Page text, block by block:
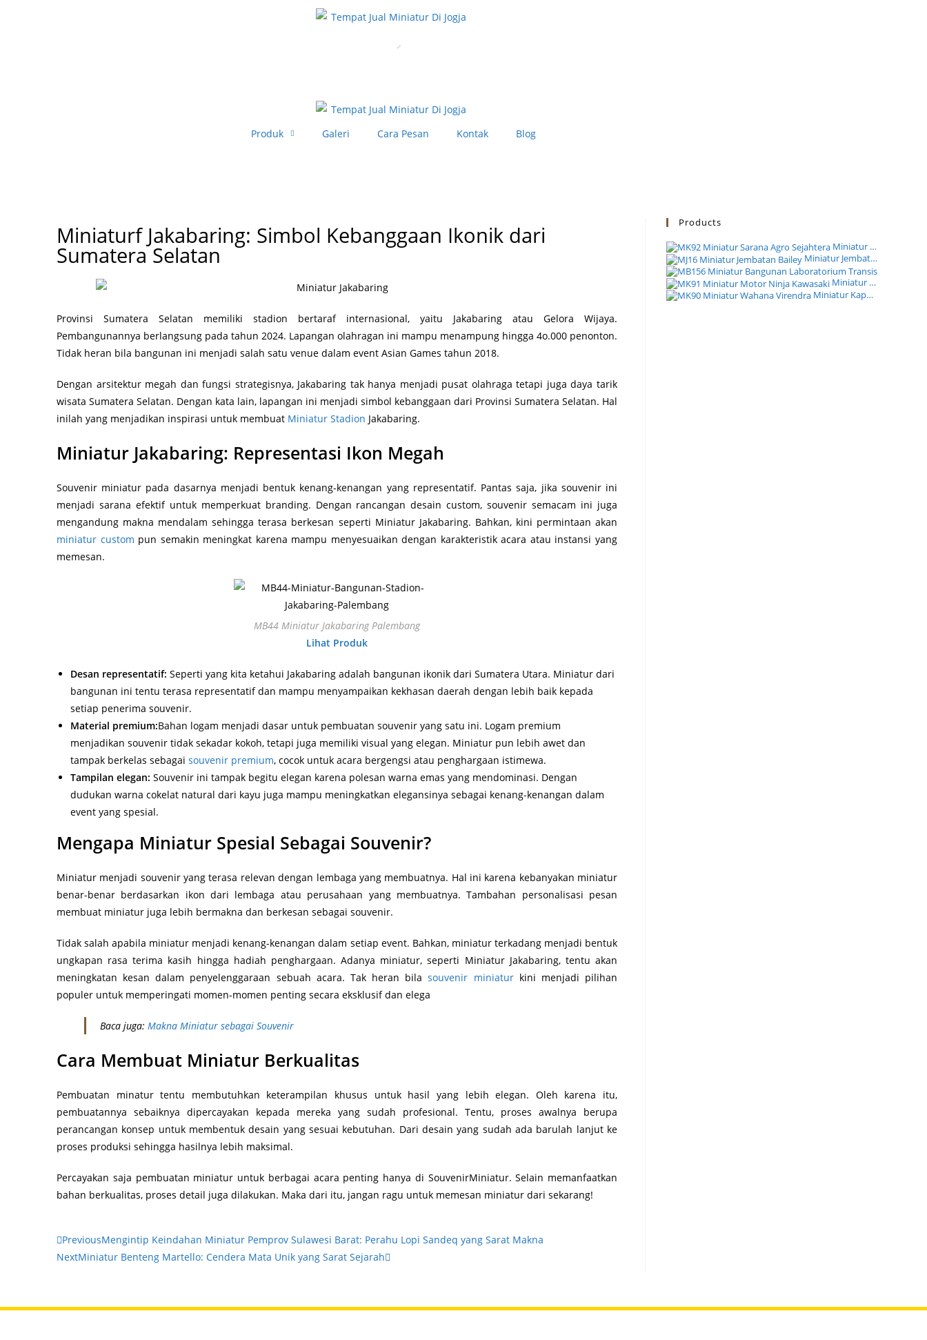
Produk Galeri Cara Pesan Kontak Blog
Miniaturf Jakabaring: Simbol Kebanggaan Ikonik dari
Sumatera Selatan
Provinsi Sumatera Selatan memiliki stadion bertaraf internasional, yaitu Jakabaring atau Gelora Wijaya.
Pembangunannya berlangsung pada tahun 2024. Lapangan olahragan ini mampu menampung hingga 4o.000 penonton.
Tidak heran bila bangunan ini menjadi salah satu venue dalam event Asian Games tahun 2018.
Dengan arsitektur megah dan fungsi strategisnya, Jakabaring tak hanya menjadi pusat olahraga tetapi juga daya tarik
wisata Sumatera Selatan. Dengan kata lain, lapangan ini menjadi simbol kebanggaan dari Provinsi Sumatera Selatan. Hal
inilah yang menjadikan inspirasi untuk membuat Miniatur Stadion Jakabaring.
Miniatur Jakabaring: Representasi Ikon Megah
Souvenir miniatur pada dasarnya menjadi bentuk kenang-kenangan yang representatif. Pantas saja, jika souvenir ini
menjadi sarana efektif untuk memperkuat branding. Dengan rancangan desain custom, souvenir semacam ini juga
mengandung makna mendalam sehingga terasa berkesan seperti Miniatur Jakabaring. Bahkan, kini permintaan akan
miniatur custom pun semakin meningkat karena mampu menyesuaikan dengan karakteristik acara atau instansi yang
memesan.
MB44 Miniatur Jakabaring Palembang
Lihat Produk
Desan representatif: Seperti yang kita ketahui Jakabaring adalah bangunan ikonik dari Sumatera Utara. Miniatur dari
bangunan ini tentu terasa representatif dan mampu menyampaikan kekhasan daerah dengan lebih baik kepada
setiap penerima souvenir.
Material premium:Bahan logam menjadi dasar untuk pembuatan souvenir yang satu ini. Logam premium
menjadikan souvenir tidak sekadar kokoh, tetapi juga memiliki visual yang elegan. Miniatur pun lebih awet dan
tampak berkelas sebagai souvenir premium, cocok untuk acara bergengsi atau penghargaan istimewa.
Tampilan elegan: Souvenir ini tampak begitu elegan karena polesan warna emas yang mendominasi. Dengan
dudukan warna cokelat natural dari kayu juga mampu meningkatkan elegansinya sebagai kenang-kenangan dalam
event yang spesial.
Mengapa Miniatur Spesial Sebagai Souvenir?
Miniatur menjadi souvenir yang terasa relevan dengan lembaga yang membuatnya. Hal ini karena kebanyakan miniatur
benar-benar berdasarkan ikon dari lembaga atau perusahaan yang membuatnya. Tambahan personalisasi pesan
membuat miniatur juga lebih bermakna dan berkesan sebagai souvenir.
Tidak salah apabila miniatur menjadi kenang-kenangan dalam setiap event. Bahkan, miniatur terkadang menjadi bentuk
ungkapan rasa terima kasih hingga hadiah penghargaan. Adanya miniatur, seperti Miniatur Jakabaring, tentu akan
meningkatan kesan dalam penyelenggaraan sebuah acara. Tak heran bilasouvenir miniaturkini menjadi pilihan
populer untuk memperingati momen-momen penting secara eksklusif dan elega
Baca juga: Makna Miniatur sebagai Souvenir
Cara Membuat Miniatur Berkualitas
Pembuatan minatur tentu membutuhkan keterampilan khusus untuk hasil yang lebih elegan. Oleh karena itu,
pembuatannya sebaiknya dipercayakan kepada mereka yang sudah profesional. Tentu, proses awalnya berupa
perancangan konsep untuk membentuk desain yang sesuai kebutuhan. Dari desain yang sudah ada barulah lanjut ke
proses produksi sehingga hasilnya lebih maksimal.
Percayakan saja pembuatan miniatur untuk berbagai acara penting hanya di SouvenirMiniatur. Selain memanfaatkan
bahan berkualitas, proses detail juga dilakukan. Maka dari itu, jangan ragu untuk memesan miniatur dari sekarang!
PreviousMengintip Keindahan Miniatur Pemprov Sulawesi Barat: Perahu Lopi Sandeq yang Sarat Makna
NextMiniatur Benteng Martello: Cendera Mata Unik yang Sarat Sejarah
Products
Miniatur Truk PT Sarana Agro Sejahtera
Miniatur Jembatan Bailey Modular Satuan Zeni TNI AD
Miniatur Motor Ninja Kawasaki Pertamina EP Cepu
Miniatur Kapal Wahana Virendra PT Galangan Perkasa Pratama